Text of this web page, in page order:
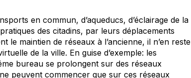
en commun, d’aqueducs, d’éclairage de la
des citadins, par leurs déplacements
le maintien de réseaux à l’ancienne, il n’en reste
de la ville. En guise d’exemple: les
bureau se prolongent sur des réseaux
peuvent commencer que sur ces réseaux